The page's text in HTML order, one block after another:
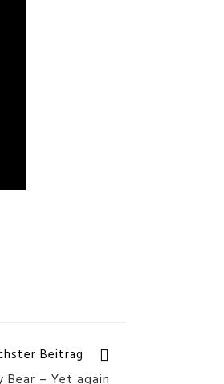
Beitrag
Bear – Yet again